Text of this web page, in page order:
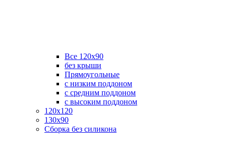
Все 120х90
без крыши
Прямоугольные
с низким поддоном
с средним поддоном
с высоким поддоном
120х120
130х90
Сборка без силикона